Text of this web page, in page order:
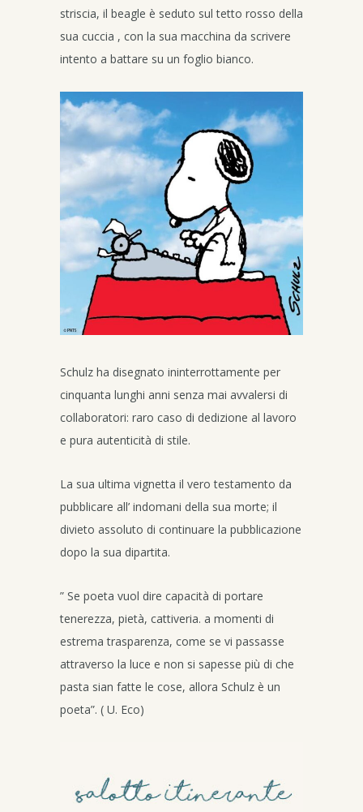
striscia, il beagle è seduto sul tetto rosso della
sua cuccia , con la sua macchina da scrivere
intento a battare su un foglio bianco.
Schulz ha disegnato ininterrottamente per
cinquanta lunghi anni senza mai avvalersi di
collaboratori: raro caso di dedizione al lavoro
e pura autenticità di stile.
La sua ultima vignetta il vero testamento da
pubblicare all’ indomani della sua morte; il
divieto assoluto di continuare la pubblicazione
dopo la sua dipartita.
” Se poeta vuol dire capacità di portare
tenerezza, pietà, cattiveria. a momenti di
estrema trasparenza, come se vi passasse
attraverso la luce e non si sapesse più di che
pasta sian fatte le cose, allora Schulz è un
poeta”. ( U. Eco)